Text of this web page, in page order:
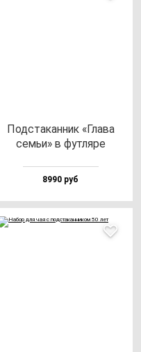
Под­ста­кан­ник «Гла­ва
семьи» в фут­ля­ре
8990 руб